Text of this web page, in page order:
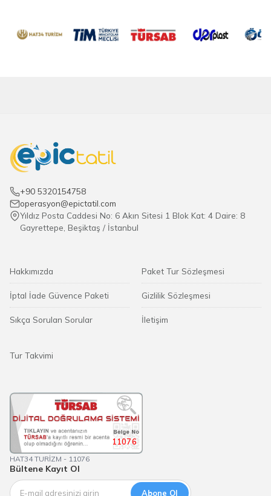
+90 5320154758
operasyon@epictatil.com
Yıldız Posta Caddesi No: 6 Akın Sitesi 1 Blok Kat: 4 Daire: 8
Gayrettepe, Beşiktaş / İstanbul
Hakkımızda
İptal İade Güvence Paketi
Sıkça Sorulan Sorular
Paket Tur Sözleşmesi
Gizlilik Sözleşmesi
İletişim
Tur Takvimi
11076
HAT34 TURİZM - 11076
Bültene Kayıt Ol
Abone Ol